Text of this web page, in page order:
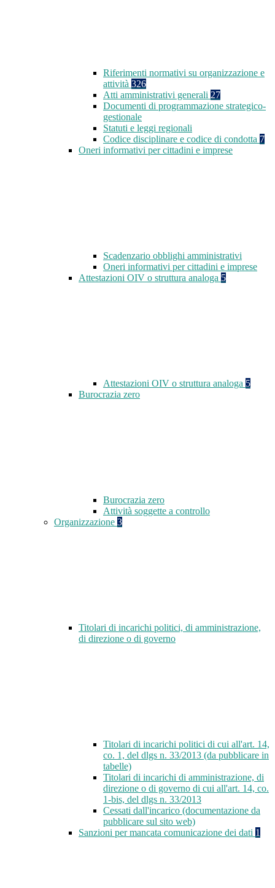
Riferimenti normativi su organizzazione e
attività 326
Atti amministrativi generali 27
Documenti di programmazione strategico-
gestionale
Statuti e leggi regionali
Codice disciplinare e codice di condotta 7
Oneri informativi per cittadini e imprese
Scadenzario obblighi amministrativi
Oneri informativi per cittadini e imprese
Attestazioni OIV o struttura analoga 5
Attestazioni OIV o struttura analoga 5
Burocrazia zero
Burocrazia zero
Attività soggette a controllo
Organizzazione 3
Titolari di incarichi politici, di amministrazione,
di direzione o di governo
Titolari di incarichi politici di cui all'art. 14,
co. 1, del dlgs n. 33/2013 (da pubblicare in
tabelle)
Titolari di incarichi di amministrazione, di
direzione o di governo di cui all'art. 14, co.
1-bis, del dlgs n. 33/2013
Cessati dall'incarico (documentazione da
pubblicare sul sito web)
Sanzioni per mancata comunicazione dei dati 1